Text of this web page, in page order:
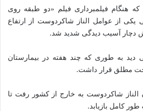
که هنگام فیلمبرداری فیلم «دو طبقه روی
یکی از عوامل الناز شاکردوست از ارتفاع
دچار آسیب دیدگی شدید شد.
دید به طوری که چند هفته در بیمارستان
مطلق قرار داشت.
الناز شاکردوست به خارج از کشور رفت تا
طور کامل بازیابد.